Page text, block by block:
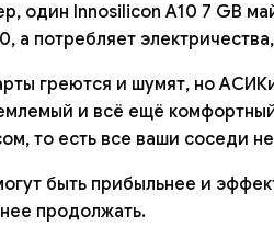
один Innosilicon A10 7 GB
а потребляет
греются и шумят, но
и всё ещё
то есть все ваши соседи не
быть прибыльнее и
продолжать.